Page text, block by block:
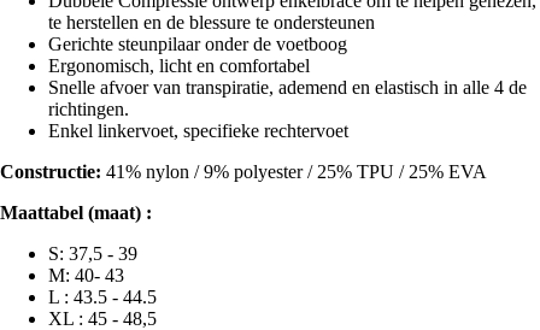
te herstellen en de blessure te ondersteunen
Gerichte steunpilaar onder de voetboog
Ergonomisch, licht en comfortabel
Snelle afvoer van transpiratie, ademend en elastisch in alle 4 de
richtingen.
Enkel linkervoet, specifieke rechtervoet
Constructie: 41% nylon / 9% polyester / 25% TPU / 25% EVA
Maattabel (maat) :
S: 37,5 - 39
M: 40- 43
L : 43.5 - 44.5
XL : 45 - 48,5